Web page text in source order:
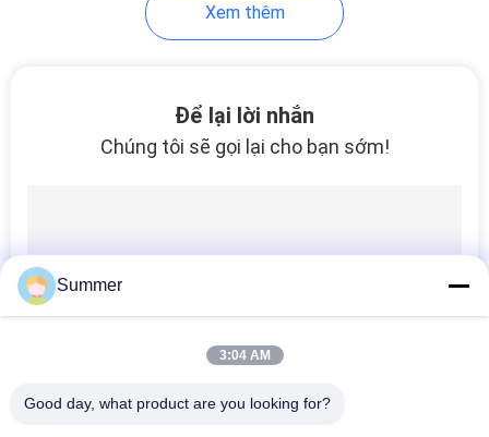
Xem thêm
Để lại lời nhắn
Chúng tôi sẽ gọi lại cho bạn sớm!
Summer
3:04 AM
Good day, what product are you looking for?